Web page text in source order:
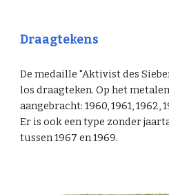
Draagtekens
De medaille "Aktivist des
los draagteken. Op het
aangebracht: 1960, 1961, 1962,
Er is ook een type zonder
tussen 1967 en 1969.